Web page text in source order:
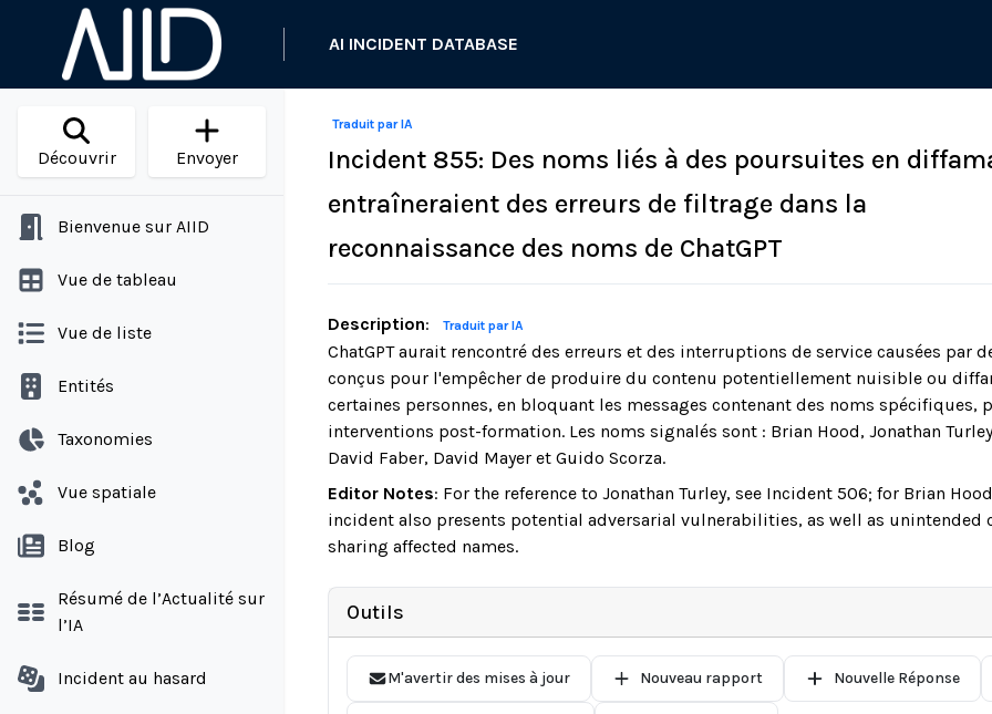
AI INCIDENT DATABASE
Découvrir Envoyer
Bienvenue sur AIID
Vue de tableau
Vue de liste
Entités
Taxonomies
Vue spatiale
Blog
Résumé de l’Actualité sur
l’IA
Incident au hasard
Traduit par IA
Incident 855: Des noms liés à des poursuites en
entraîneraient des erreurs de filtrage dans la
reconnaissance des noms de ChatGPT
Description: Traduit par IA
ChatGPT aurait rencontré des erreurs et des interruptions de service causées par
conçus pour l'empêcher de produire du contenu potentiellement nuisible ou
certaines personnes, en bloquant les messages contenant des noms spécifiques,
interventions post-formation. Les noms signalés sont : Brian Hood, Jonathan
David Faber, David Mayer et Guido Scorza.
Editor Notes: For the reference to Jonathan Turley, see Incident 506; for Brian
incident also presents potential adversarial vulnerabilities, as well as unintended
sharing affected names.
Outils
M'avertir des mises à jour Nouveau rapport Nouvelle Réponse